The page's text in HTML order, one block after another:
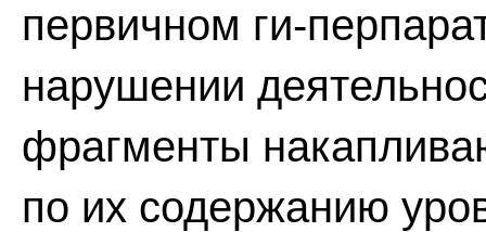
первичном ги-
нарушении
фрагменты
по их содержанию